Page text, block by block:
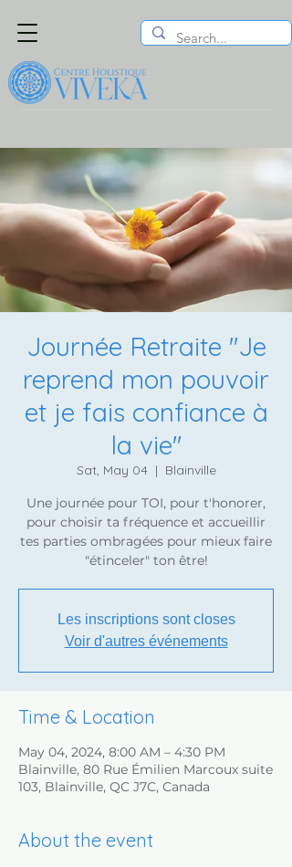
Journée Retraite ''Je
reprend mon pouvoir
et je fais confiance à
la vie''
Sat, May 04
  |
Blainville
Une journée pour TOI, pour t'honorer,
pour choisir ta fréquence et accueillir
tes parties ombragées pour mieux faire
"étinceler" ton être!
Les inscriptions sont closes
Voir d'autres événements
Time & Location
May 04, 2024, 8:00 AM – 4:30 PM
Blainville, 80 Rue Émilien Marcoux suite
103, Blainville, QC J7C, Canada
About the event